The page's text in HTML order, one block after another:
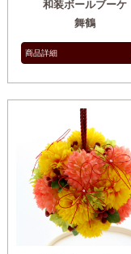
和装ボールブーケ
舞鶴
商品詳細